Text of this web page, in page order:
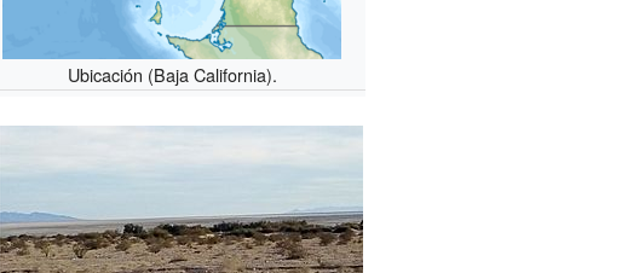
Ubicación (Baja California).